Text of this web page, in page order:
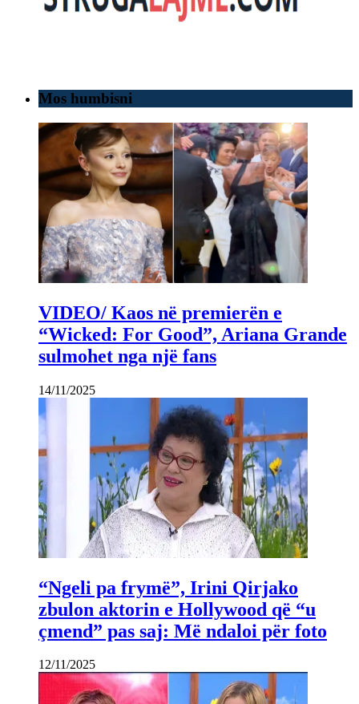
Mos humbisni
VIDEO/ Kaos në premierën e
“Wicked: For Good”, Ariana Grande
sulmohet nga një fans
14/11/2025
“Ngeli pa frymë”, Irini Qirjako
zbulon aktorin e Hollywood që “u
çmend” pas saj: Më ndaloi për foto
12/11/2025